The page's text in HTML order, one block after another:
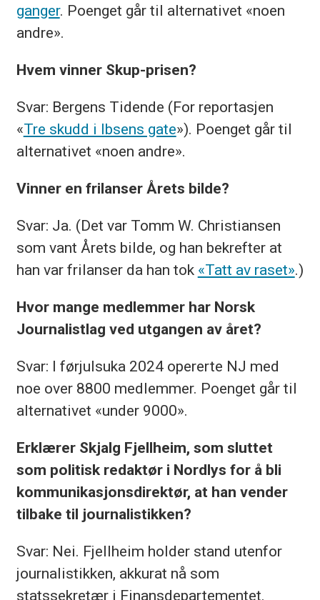
ganger. Poenget går til alternativet «noen
andre».
Hvem vinner Skup-prisen?
Svar: Bergens Tidende (For reportasjen
«Tre skudd i Ibsens gate»). Poenget går til
alternativet «noen andre».
Vinner en frilanser Årets bilde?
Svar: Ja. (Det var Tomm W. Christiansen
som vant Årets bilde, og han bekrefter at
han var frilanser da han tok «Tatt av raset».)
Hvor mange medlemmer har Norsk
Journalistlag ved utgangen av året?
Svar: I førjulsuka 2024 opererte NJ med
noe over 8800 medlemmer. Poenget går til
alternativet «under 9000».
Erklærer Skjalg Fjellheim, som sluttet
som politisk redaktør i Nordlys for å bli
kommunikasjonsdirektør, at han vender
tilbake til journalistikken?
Svar: Nei. Fjellheim holder stand utenfor
journalistikken, akkurat nå som
statssekretær i Finansdepartementet.